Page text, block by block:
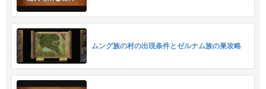
ムング族の村の出現条件とゼルナム族の巣攻略